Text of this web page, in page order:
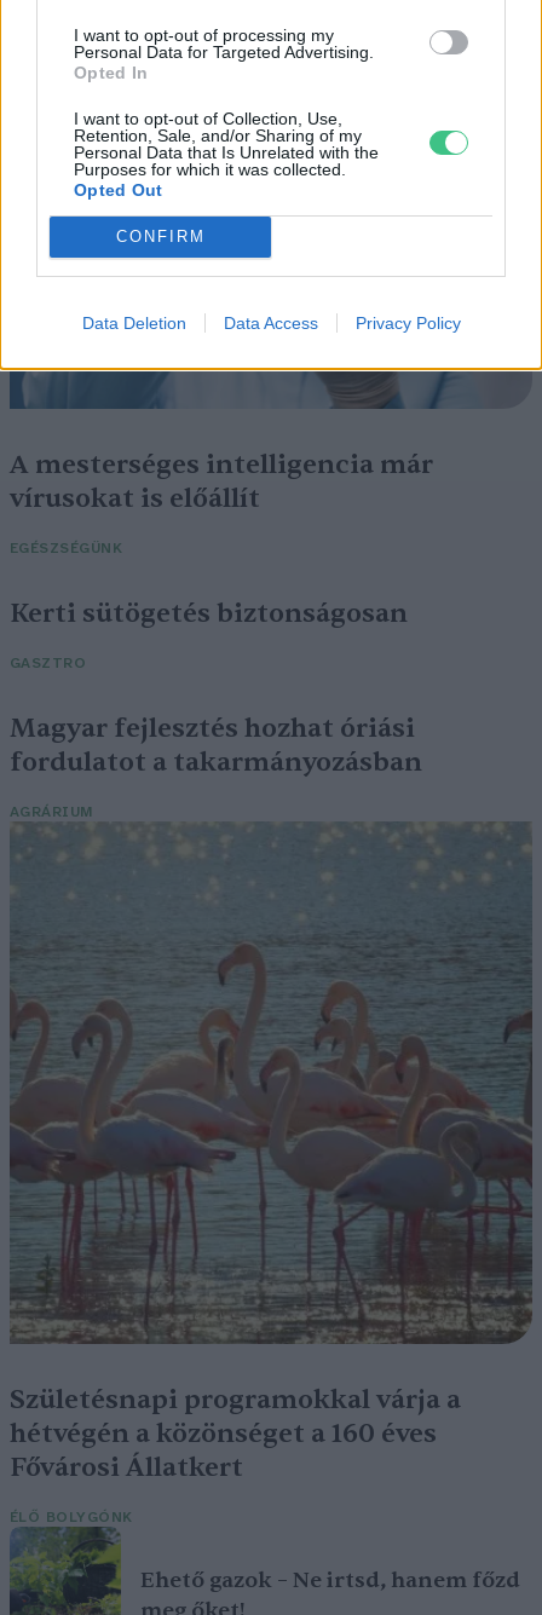
I want to opt-out of processing my
Personal Data for Targeted Advertising.
Opted In
I want to opt-out of Collection, Use,
Retention, Sale, and/or Sharing of my
Personal Data that Is Unrelated with the
Purposes for which it was collected.
Opted Out
CONFIRM
Data Deletion Data Access Privacy Policy
Tombol a hőség és az aszály, mégis
nő a klímaszkepticizmus
A mesterséges intelligencia már
vírusokat is előállít
EGÉSZSÉGÜNK
Kerti sütögetés biztonságosan
GASZTRO
Magyar fejlesztés hozhat óriási
fordulatot a takarmányozásban
AGRÁRIUM
Születésnapi programokkal várja a
hétvégén a közönséget a 160 éves
Fővárosi Állatkert
ÉLŐ BOLYGÓNK
Ehető gazok – Ne irtsd, hanem főzd